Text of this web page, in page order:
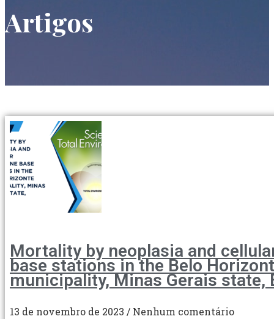
Artigos
Mortality by neoplasia and
base stations in the Belo
municipality, Minas Gerais state,
13 de novembro de 2023 Nenhum comentário